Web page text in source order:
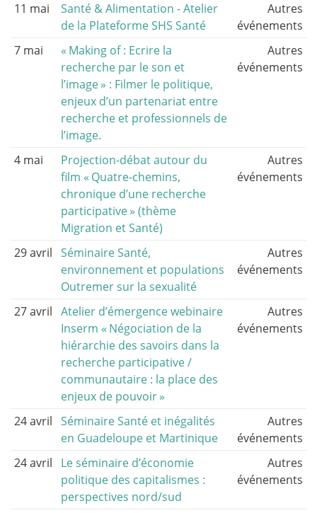
11 mai
Santé & Alimentation - Atelier
de la Plateforme SHS Santé
Autres
événements
7 mai
« Making of : Ecrire la
recherche par le son et
l’image» : Filmer le politique,
enjeux d’un partenariat entre
recherche et professionnels de
l’image.
Autres
événements
4 mai
Projection-débat autour du
film « Quatre-chemins,
chronique d’une recherche
participative» (thème
Migration et Santé)
Autres
événements
29 avril Séminaire Santé,
environnement et populations
Outremer sur la sexualité
Autres
événements
27 avril Atelier d’émergence webinaire
Inserm « Négociation de la
hiérarchie des savoirs dans la
recherche participative /
communautaire : la place des
enjeux de pouvoir»
Autres
événements
24 avril Séminaire Santé et inégalités
en Guadeloupe et Martinique
Autres
événements
24 avril
Le séminaire d’économie
politique des capitalismes :
perspectives nord/sud
Autres
événements